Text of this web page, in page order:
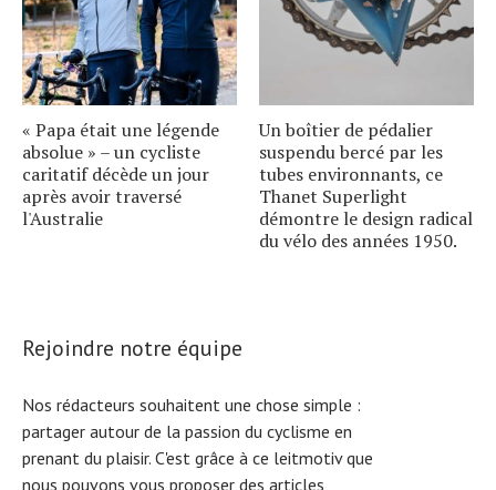
« Papa était une légende
absolue » – un cycliste
caritatif décède un jour
après avoir traversé
l'Australie
Un boîtier de pédalier
suspendu bercé par les
tubes environnants, ce
Thanet Superlight
démontre le design radical
du vélo des années 1950.
Rejoindre notre équipe
Nos rédacteurs souhaitent une chose simple :
partager autour de la passion du cyclisme en
prenant du plaisir. C'est grâce à ce leitmotiv que
nous pouvons vous proposer des articles